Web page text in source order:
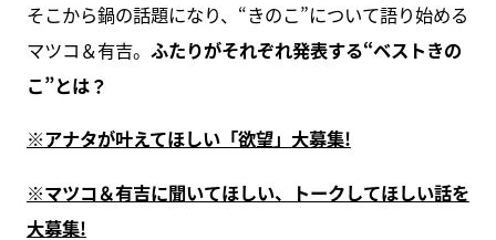
そこから鍋の話題になり、“きのこ”について語り始める
マツコ＆有吉。 ふたりがそれぞれ発表する“ベストきの
こ”とは？
※アナタが叶えてほしい「欲望」大募集!
※マツコ＆有吉に聞いてほしい、トークしてほしい話を
大募集!